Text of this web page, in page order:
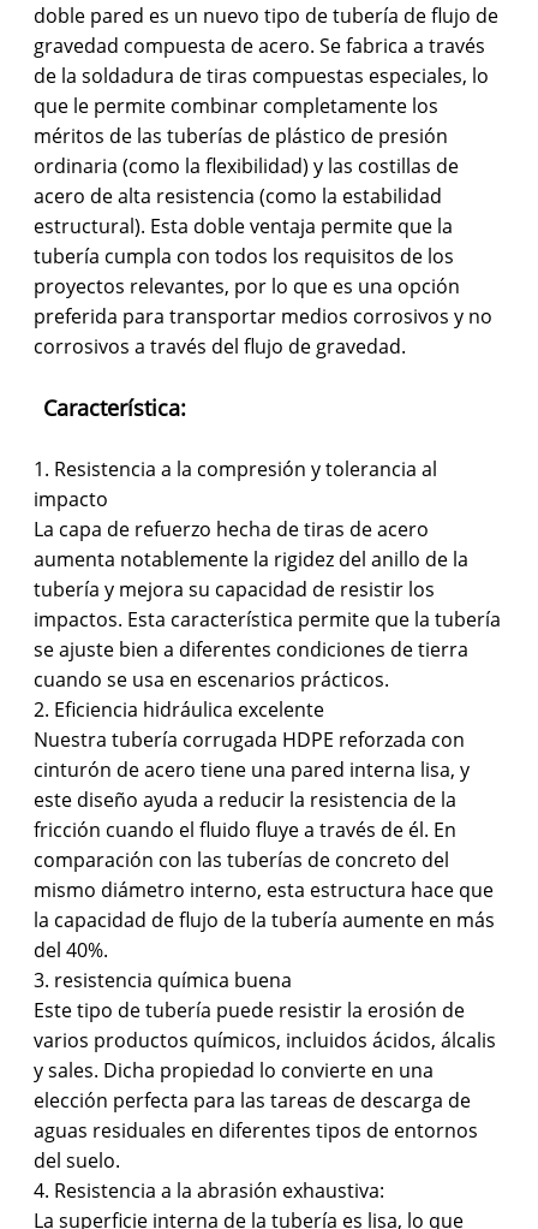
doble pared es un nuevo tipo de tubería de flujo de
gravedad compuesta de acero. Se fabrica a través
de la soldadura de tiras compuestas especiales, lo
que le permite combinar completamente los
méritos de las tuberías de plástico de presión
ordinaria (como la flexibilidad) y las costillas de
acero de alta resistencia (como la estabilidad
estructural). Esta doble ventaja permite que la
tubería cumpla con todos los requisitos de los
proyectos relevantes, por lo que es una opción
preferida para transportar medios corrosivos y no
corrosivos a través del flujo de gravedad.
Característica:
1. Resistencia a la compresión y tolerancia al
impacto
La capa de refuerzo hecha de tiras de acero
aumenta notablemente la rigidez del anillo de la
tubería y mejora su capacidad de resistir los
impactos. Esta característica permite que la tubería
se ajuste bien a diferentes condiciones de tierra
cuando se usa en escenarios prácticos.
2. Eficiencia hidráulica excelente
Nuestra tubería corrugada HDPE reforzada con
cinturón de acero tiene una pared interna lisa, y
este diseño ayuda a reducir la resistencia de la
fricción cuando el fluido fluye a través de él. En
comparación con las tuberías de concreto del
mismo diámetro interno, esta estructura hace que
la capacidad de flujo de la tubería aumente en más
del 40%.
3. resistencia química buena
Este tipo de tubería puede resistir la erosión de
varios productos químicos, incluidos ácidos, álcalis
y sales. Dicha propiedad lo convierte en una
elección perfecta para las tareas de descarga de
aguas residuales en diferentes tipos de entornos
del suelo.
4. Resistencia a la abrasión exhaustiva:
La superficie interna de la tubería es lisa, lo que